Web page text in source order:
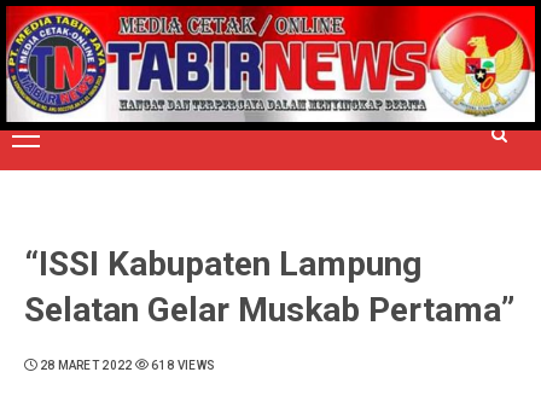
Skip
to
content
TERPERCAYA MENYINGKAP BERITA
Primary
Menu
“ISSI Kabupaten Lampung
Selatan Gelar Muskab Pertama”
28 MARET 2022 618 VIEWS